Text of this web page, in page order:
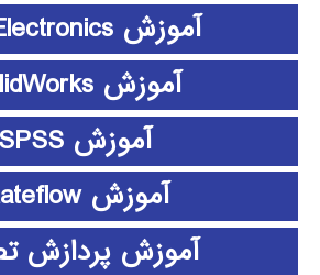
آموزش SimElectronics
آموزش SolidWorks
آموزش SPSS
آموزش stateflow
آموزش پردازش